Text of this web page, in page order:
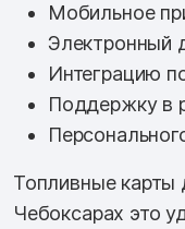
Мобильное
Электронный
Интеграцию
Поддержку в
Топливные карты
Чебоксарах это